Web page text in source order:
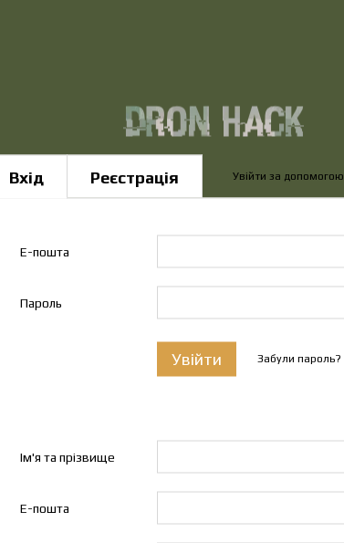
Вхід Реєстрація Увійти за допомогою
Е-пошта
Пароль
Увійти Забули пароль?
Ім'я та прізвище
Е-пошта